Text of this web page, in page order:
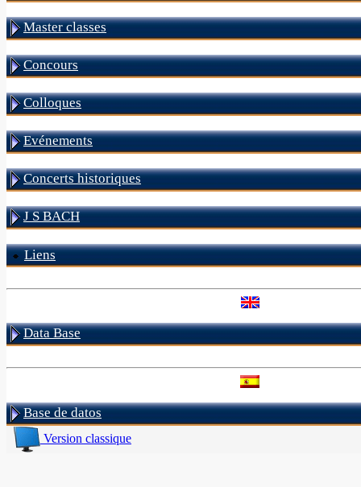
Master classes
Concours
Colloques
Evénements
Concerts historiques
J S BACH
Liens
Data Base
Base de datos
Version classique